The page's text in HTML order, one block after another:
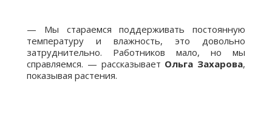
— Мы стараемся поддерживать постоянную
температуру и влажность, это довольно
затруднительно. Работников мало, но мы
справляемся. — рассказывает Ольга Захарова,
показывая растения.